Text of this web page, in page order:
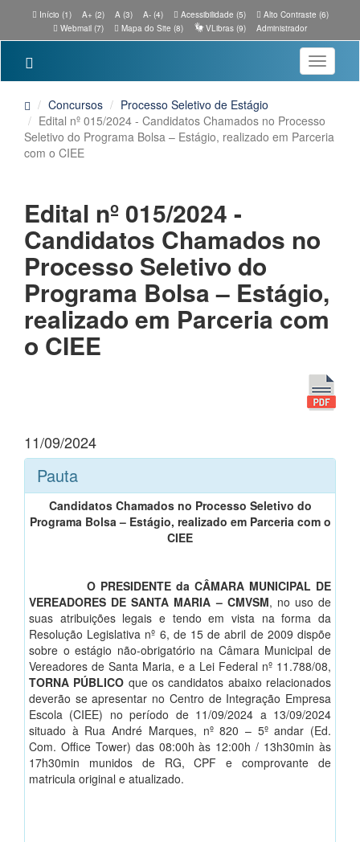
Início (1) A+ (2) A (3) A- (4) Acessibilidade (5)
Alto Contraste (6)
Webmail (7)
Mapa do Site (8) VLibras (9) Administrador
Toggle
Concursos
Processo Seletivo de Estágio
Edital nº 015/2024 - Candidatos Chamados no Processo
Seletivo do Programa Bolsa – Estágio, realizado em Parceria
com o CIEE
Edital nº 015/2024 -
Candidatos Chamados no
Processo Seletivo do
Programa Bolsa – Estágio,
realizado em Parceria com
o CIEE
11/09/2024
Pauta
Candidatos Chamados no Processo Seletivo do
Programa Bolsa – Estágio, realizado em Parceria com o
CIEE
O PRESIDENTE da CÂMARA MUNICIPAL DE
VEREADORES DE SANTA MARIA – CMVSM, no uso de
suas atribuições legais e tendo em vista na forma da
Resolução Legislativa nº 6, de 15 de abril de 2009 dispõe
sobre o estágio não-obrigatório na Câmara Municipal de
Vereadores de Santa Maria, e a Lei Federal nº 11.788/08,
TORNA PÚBLICO que os candidatos abaixo relacionados
deverão se apresentar no Centro de Integração Empresa
Escola (CIEE) no período de 11/09/2024 a 13/09/2024
situado à Rua André Marques, nº 820 – 5º andar (Ed.
Com. Office Tower) das 08:00h às 12:00h / 13h30min às
17h30min munidos de RG, CPF e comprovante de
matricula original e atualizado.